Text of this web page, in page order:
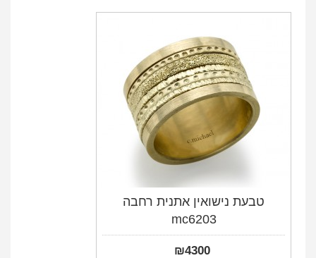
טבעת נישואין אתנית רחבה
mc6203
₪4300